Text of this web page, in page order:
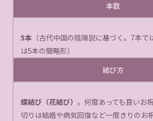
本数
5本 （古代中国の陰陽説に基づく。7本で
は5本の簡略形）
結び方
蝶結び（花結び） 。何度あっても良いお
切りは結婚や病気回復など一度きりのお